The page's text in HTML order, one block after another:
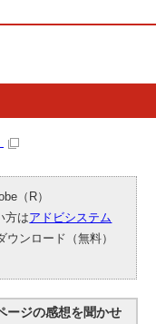
（R）
方はアドビシステム
ウンロード（無料）
ージの感想を聞かせ